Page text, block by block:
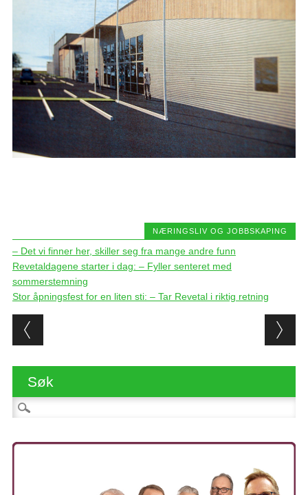
NÆRINGSLIV OG JOBBSKAPING
– Det vi finner her, skiller seg fra mange andre funn
Revetaldagene starter i dag: – Fyller senteret med
sommerstemning
Stor åpningsfest for en liten sti: – Tar Revetal i riktig retning
Post navigation
Søk
Søk etter: